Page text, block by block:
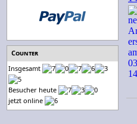
Counter
Insgesamt
Besucher heute
jetzt online